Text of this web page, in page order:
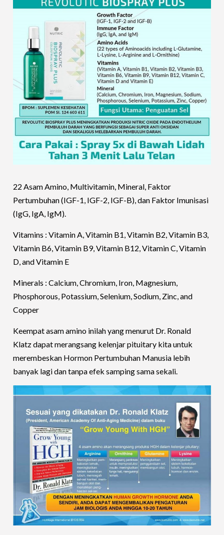
22 Asam Amino, Multivitamin, Mineral, Faktor
Pertumbuhan (IGF-1, IGF-2, IGF-B), dan Faktor Imunisasi
(IgG, IgA, IgM).
Vitamins : Vitamin A, Vitamin B1, Vitamin B2, Vitamin B3,
Vitamin B6, Vitamin B9, Vitamin B12, Vitamin C, Vitamin
D, and Vitamin E
Minerals : Calcium, Chromium, Iron, Magnesium,
Phosphorous, Potassium, Selenium, Sodium, Zinc, and
Copper
Keempat asam amino inilah yang menurut Dr. Ronald
Klatz dapat merangsang kelenjar pituitary kita untuk
merembeskan Hormon Pertumbuhan Manusia lebih
banyak lagi dan tanpa efek samping sama sekali.